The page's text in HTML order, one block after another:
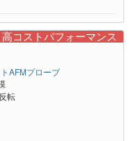
高コストパフォーマンス
AFMプローブ
反転